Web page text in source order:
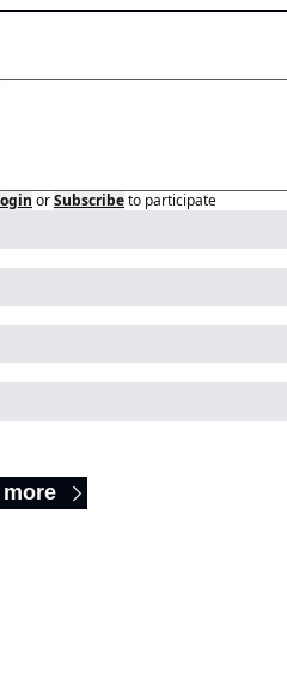
orSubscribeto participate